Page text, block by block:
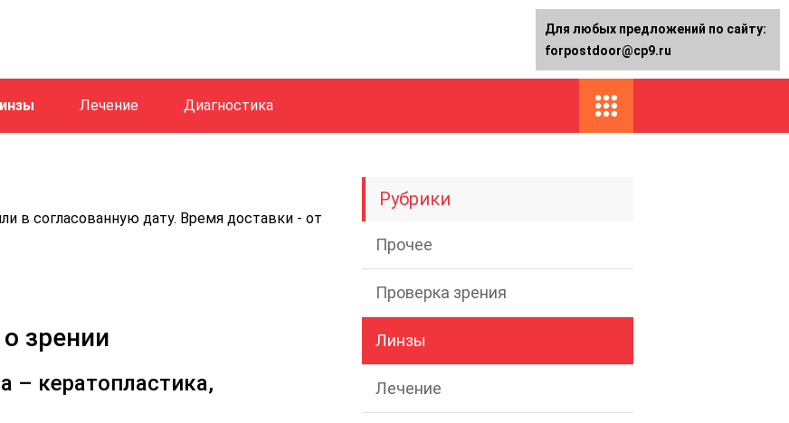
Лечение Диагностика
в согласованную дату. Время доставки - от
зрении
– кератопластика,
Рубрики
Прочее
Проверка зрения
Линзы
Лечение
Для любых предложений по сайту:
forpostdoor@cp9.ru